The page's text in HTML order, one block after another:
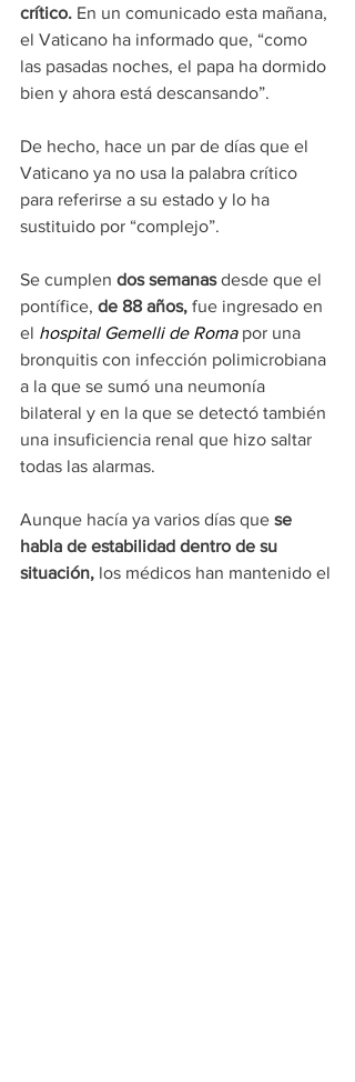
crítico. En un comunicado esta mañana,
el Vaticano ha informado que, “como
las pasadas noches, el papa ha dormido
bien y ahora está descansando”.
De hecho, hace un par de días que el
Vaticano ya no usa la palabra crítico
para referirse a su estado y lo ha
sustituido por “complejo”.
Se cumplen dos semanas desde que el
pontífice, de 88 años, fue ingresado en
el hospital Gemelli de Roma por una
bronquitis con infección polimicrobiana
a la que se sumó una neumonía
bilateral y en la que se detectó también
una insuficiencia renal que hizo saltar
todas las alarmas.
Aunque hacía ya varios días que se
habla de estabilidad dentro de su
situación, los médicos han mantenido el